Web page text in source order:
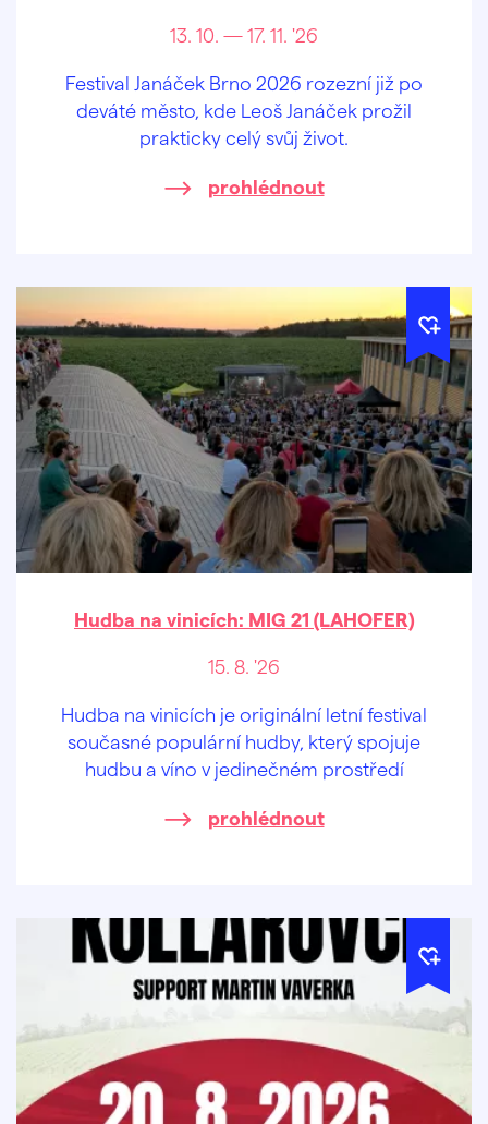
13. 10. — 17. 11. '26
Festival Janáček Brno 2026 rozezní již po
deváté město, kde Leoš Janáček prožil
prakticky celý svůj život.
prohlédnout
Hudba na vinicích: MIG 21 (LAHOFER)
15. 8. '26
Hudba na vinicích je originální letní festival
současné populární hudby, který spojuje
hudbu a víno v jedinečném prostředí
prohlédnout